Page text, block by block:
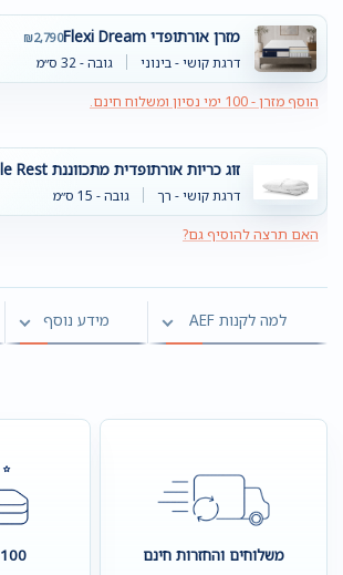
מזרן אורתופדי Flexi Dream ₪2,790
דרגת קושי - בינוני גובה - 32 ס״מ
הוסף מזרן - 100 ימי נסיון ומשלוח חינם.
זוג כריות אורתופדית מתכווננת Double Rest
דרגת קושי - רך גובה - 15 ס״מ
האם תרצה להוסיף גם?
למה לקנות AEF מידע נוסף
משלוחים והחזרות חינם 100 לילות נסיון